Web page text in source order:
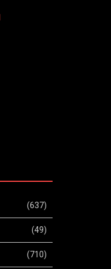
(637)
(49)
(710)